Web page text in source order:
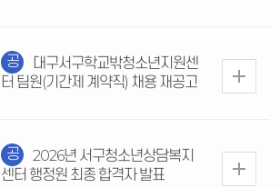
공지
대구서구학교밖청소년지원센
터 팀원(기간제 계약직) 채용 재공고
공지
2026년 서구청소년상담복지
센터 행정원 최종 합격자 발표